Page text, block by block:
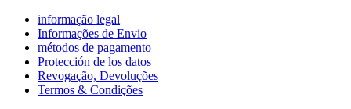
informação legal
Informações de Envio
métodos de pagamento
Protección de los datos
Revogação, Devoluções
Termos & Condições